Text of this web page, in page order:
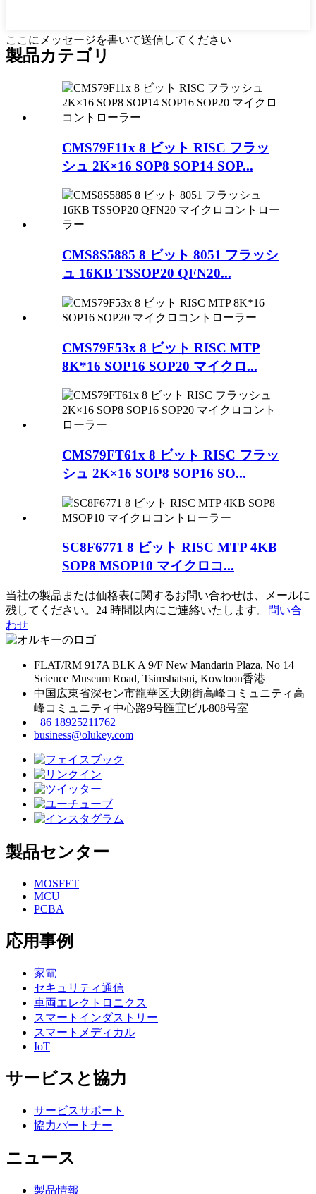
ここにメッセージを書いて送信してください
製品カテゴリ
CMS79F11x 8 ビット RISC フラッ
シュ 2K×16 SOP8 SOP14 SOP...
CMS8S5885 8 ビット 8051 フラッシ
ュ 16KB TSSOP20 QFN20...
CMS79F53x 8 ビット RISC MTP
8K*16 SOP16 SOP20 マイクロ...
CMS79FT61x 8 ビット RISC フラッ
シュ 2K×16 SOP8 SOP16 SO...
SC8F6771 8 ビット RISC MTP 4KB
SOP8 MSOP10 マイクロコ...
当社の製品または価格表に関するお問い合わせは、メールに
残してください。24 時間以内にご連絡いたします。
問い合
わせ
FLAT/RM 917A BLK A 9/F New Mandarin Plaza, No 14
Science Museum Road, Tsimshatsui, Kowloon香港
中国広東省深セン市龍華区大朗街高峰コミュニティ高
峰コミュニティ中心路9号匯宜ビル808号室
+86 18925211762
business@olukey.com
製品センター
MOSFET
MCU
PCBA
応用事例
家電
セキュリティ通信
車両エレクトロニクス
スマートインダストリー
スマートメディカル
IoT
サービスと協力
サービスサポート
協力パートナー
ニュース
製品情報